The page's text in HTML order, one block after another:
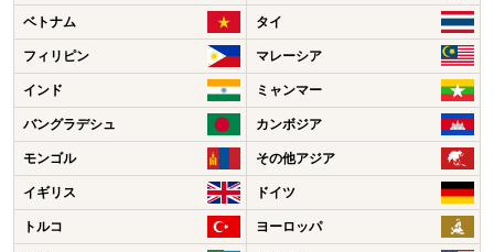
ベトナム タイ
フィリピン マレーシア
インド ミャンマー
バングラデシュ カンボジア
モンゴル その他アジア
イギリス ドイツ
トルコ ヨーロッパ